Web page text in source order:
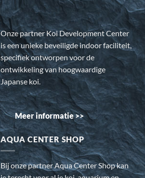
Onze partner Koi Development Center
is een unieke beveiligde indoor faciliteit,
specifiek ontworpen voor de
ontwikkeling van hoogwaardige
Japanse koi.
Meer informatie >>
AQUA CENTER SHOP
Bij onze partner Aqua Center Shop kan